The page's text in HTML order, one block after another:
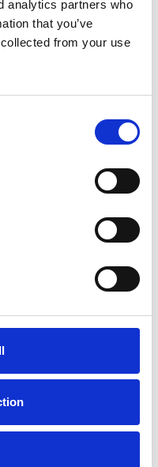
analytics partners who
that you’ve
from your use